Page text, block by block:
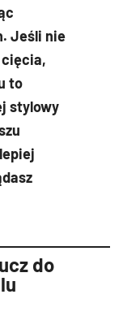
Jeśli nie
to
stylowy
do